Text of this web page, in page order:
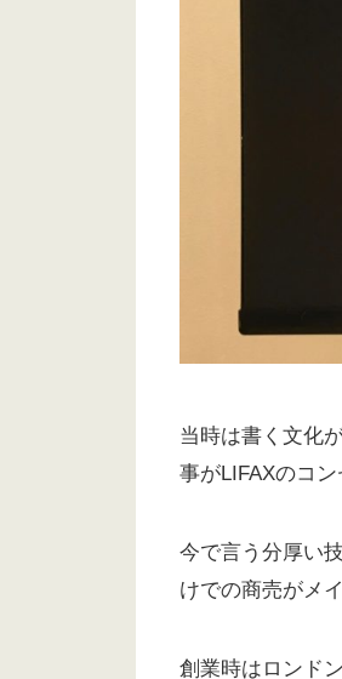
当時は書く文化
事がLIFAXのコン
今で言う分厚い
けでの商売がメ
創業時はロンド